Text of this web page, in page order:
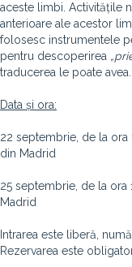
aceste limbi. Activitățile
anterioare ale acestor
folosesc instrumentele
pentru descoperirea
traducerea le poate avea.
Data și ora:
22 septembrie, de la ora
din Madrid
25 septembrie, de la ora
Madrid
Intrarea este liberă,
Rezervarea este